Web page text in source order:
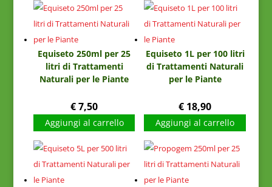
Equiseto 250ml per 25
litri di Trattamenti
Naturali per le Piante
€7,50
Aggiungi al carrello
Equiseto 1L per 100 litri
di Trattamenti Naturali
per le Piante
€ 18,90
Aggiungi al carrello